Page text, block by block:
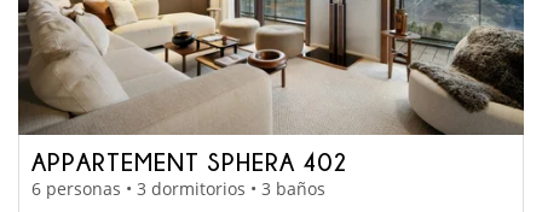
APPARTEMENT SPHERA 402
6 personas • 3 dormitorios • 3 baños